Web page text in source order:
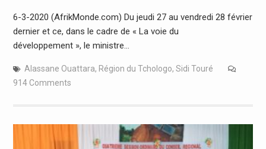
6-3-2020 (AfrikMonde.com) Du jeudi 27 au vendredi 28 février
dernier et ce, dans le cadre de « La voie du
développement », le ministre…
Alassane Ouattara, Région du Tchologo, Sidi Touré
914 Comments